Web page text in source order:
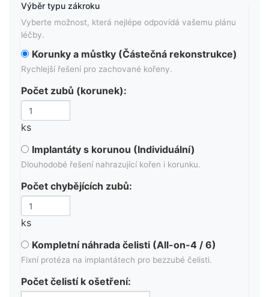
Výběr typu zákroku
Vyberte možnost, která nejlépe odpovídá vašemu plánu
léčby.
Korunky a můstky (Částečná rekonstrukce)
Rychlejší řešení pro zachované kořeny.
Počet zubů (korunek):
ks
Implantáty s korunou (Individuální)
Dlouhodobé řešení nahrazující kořen i korunku.
Počet chybějících zubů:
ks
Kompletní náhrada čelisti (All-on-4 / 6)
Fixní protéza na implantátech pro bezzubé čelisti.
Počet čelistí k ošetření: